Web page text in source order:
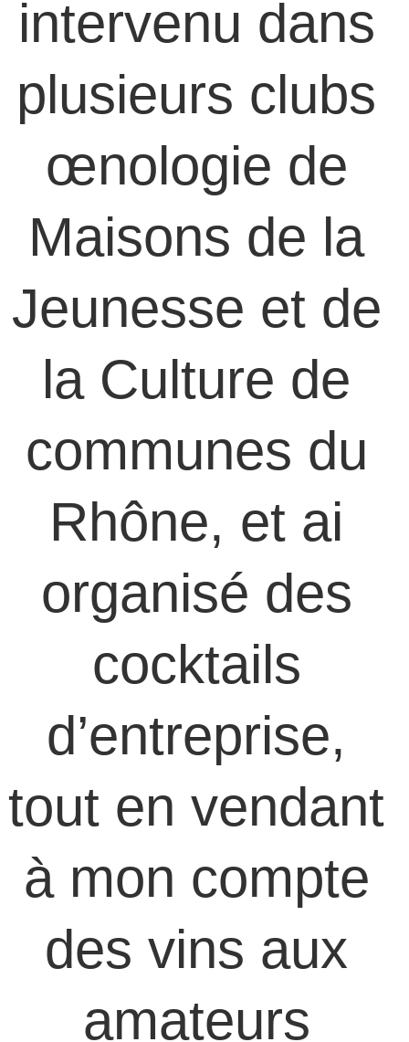
intervenu dans
plusieurs clubs
œnologie de
Maisons de la
Jeunesse et de
la Culture de
communes du
Rhône, et ai
organisé des
cocktails
d’entreprise,
tout en vendant
à mon compte
des vins aux
amateurs